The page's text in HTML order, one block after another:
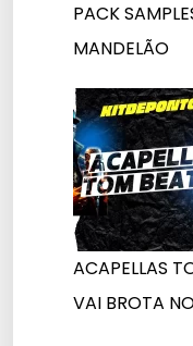
PACK
MANDELÃO
ACAPELLAS
VAI BROTA